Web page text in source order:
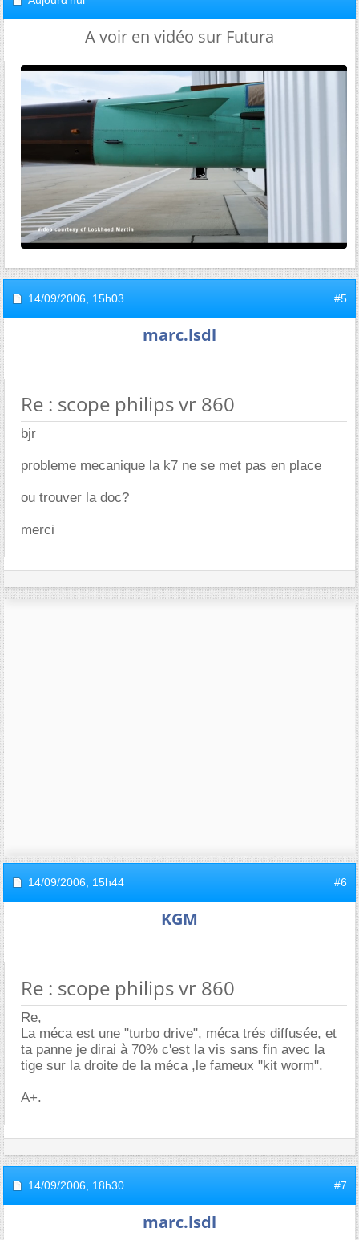
A voir en vidéo sur Futura
14/09/2006, 15h03 #5
marc.lsdl
Re : scope philips vr 860
bjr
probleme mecanique la k7 ne se met pas en place
ou trouver la doc?
merci
14/09/2006, 15h44 #6
KGM
Re : scope philips vr 860
Re,
La méca est une "turbo drive", méca trés diffusée, et
ta panne je dirai à 70% c'est la vis sans fin avec la
tige sur la droite de la méca ,le fameux "kit worm".
A+.
14/09/2006, 18h30 #7
marc.lsdl